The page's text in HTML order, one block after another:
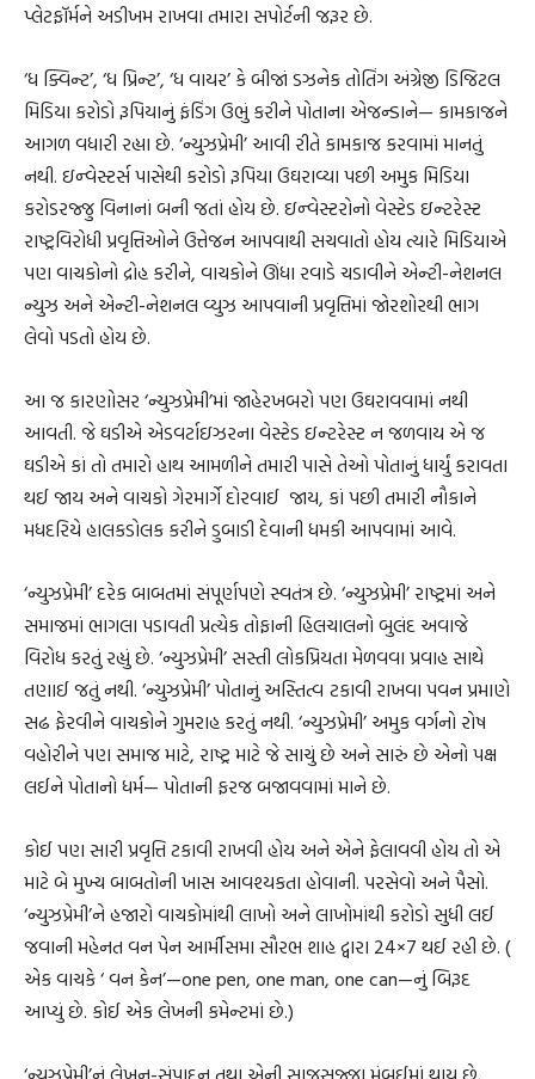
પ્લેટફૉર્મને અડીખમ રાખવા તમારા સપોર્ટની જરૂર છે.
‘ધ ક્વિન્ટ’, ‘ધ પ્રિન્ટ’, ‘ધ વાયર’ કે બીજાં ડઝનેક તોતિંગ અંગ્રેજી ડિજિટલ
મિડિયા કરોડો રૂપિયાનું ફંડિંગ ઉભું કરીને પોતાના એજન્ડાને— કામકાજને
આગળ વધારી રહ્યા છે. ‘ન્યુઝપ્રેમી’ આવી રીતે કામકાજ કરવામાં માનતું
નથી. ઇન્વેસ્ટર્સ પાસેથી કરોડો રૂપિયા ઉઘરાવ્યા પછી અમુક મિડિયા
કરોડરજ્જુ વિનાનાં બની જતાં હોય છે. ઇન્વેસ્ટરોનો વેસ્ટેડ ઇન્ટરેસ્ટ
રાષ્ટ્રવિરોધી પ્રવૃત્તિઓને ઉત્તેજન આપવાથી સચવાતો હોય ત્યારે મિડિયાએ
પણ વાચકોનો દ્રોહ કરીને, વાચકોને ઊંધા રવાડે ચડાવીને એન્ટી-નેશનલ
ન્યુઝ અને એન્ટી-નેશનલ વ્યુઝ આપવાની પ્રવૃત્તિમાં જોરશોરથી ભાગ
લેવો પડતો હોય છે.
આ જ કારણોસર ‘ન્યુઝપ્રેમી’માં જાહેરખબરો પણ ઉઘરાવવામાં નથી
આવતી. જે ઘડીએ એડવર્ટાઇઝરના વેસ્ટેડ ઇન્ટરેસ્ટ ન જળવાય એ જ
ઘડીએ કાં તો તમારો હાથ આમળીને તમારી પાસે તેઓ પોતાનું ધાર્યું કરાવતા
થઈ જાય અને વાચકો ગેરમાર્ગે દોરવાઈ જાય, કાં પછી તમારી નૌકાને
મધદરિયે હાલકડોલક કરીને ડુબાડી દેવાની ધમકી આપવામાં આવે.
‘ન્યુઝપ્રેમી’ દરેક બાબતમાં સંપૂર્ણપણે સ્વતંત્ર છે. ‘ન્યુઝપ્રેમી’ રાષ્ટ્રમાં અને
સમાજમાં ભાગલા પડાવતી પ્રત્યેક તોફાની હિલચાલનો બુલંદ અવાજે
વિરોધ કરતું રહ્યું છે. ‘ન્યુઝપ્રેમી’ સસ્તી લોકપ્રિયતા મેળવવા પ્રવાહ સાથે
તણાઈ જતું નથી. ‘ન્યુઝપ્રેમી’ પોતાનું અસ્તિત્વ ટકાવી રાખવા પવન પ્રમાણે
સઢ ફેરવીને વાચકોને ગુમરાહ કરતું નથી. ‘ન્યુઝપ્રેમી’ અમુક વર્ગનો રોષ
વહોરીને પણ સમાજ માટે, રાષ્ટ્ર માટે જે સાચું છે અને સારું છે એનો પક્ષ
લઈને પોતાનો ધર્મ— પોતાની ફરજ બજાવવામાં માને છે.
કોઈ પણ સારી પ્રવૃત્તિ ટકાવી રાખવી હોય અને એને ફેલાવવી હોય તો એ
માટે બે મુખ્ય બાબતોની ખાસ આવશ્યકતા હોવાની. પરસેવો અને પૈસો.
‘ન્યુઝપ્રેમી’ને હજારો વાચકોમાંથી લાખો અને લાખોમાંથી કરોડો સુધી લઈ
જવાની મહેનત વન પેન આર્મીસમા સૌરભ શાહ દ્વારા 24×7 થઈ રહી છે. (
એક વાચકે ‘ વન કેન’—one pen, one man, one can—નું બિરૂદ
આપ્યું છે. કોઈ એક લેખની કમેન્ટમાં છે.)